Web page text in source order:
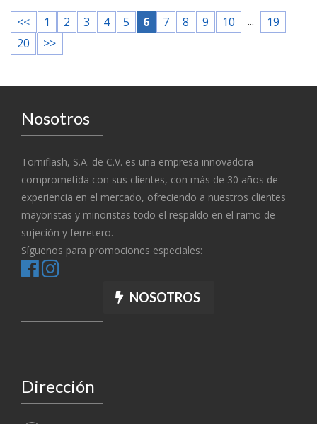
<< 1 2 3 4 5 6 7 8 9 10 ...
19
20
>>
Nosotros
Torniflash, S.A. de C.V. es una empresa innovadora
comprometida con sus clientes, con más de 30 años de
experiencia en el mercado, ofreciendo a nuestros clientes
mayoristas y minoristas todo el respaldo en el ramo de
sujeción y ferretero.
Síguenos para promociones especiales:
NOSOTROS
Dirección